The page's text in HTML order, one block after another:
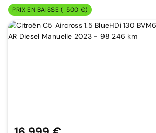
PRIX EN BAISSE (-500 €)